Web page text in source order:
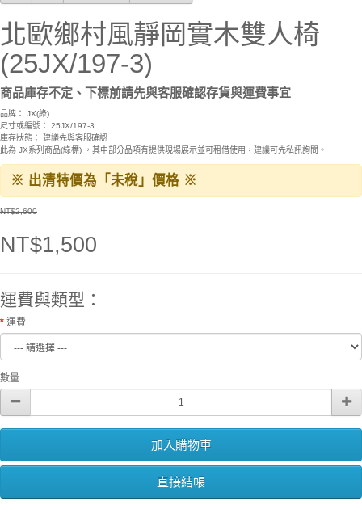
北歐鄉村風靜岡實木雙人椅
(25JX/197-3)
商品庫存不定、下標前請先與客服確認存貨與運費事宜
品牌： JX(綠)
尺寸或編號： 25JX/197-3
庫存狀態： 建議先與客服確認
此為 JX系列商品(綠標) ，其中部分品項有提供現場展示並可租借使用，建議可先私訊詢問。
※ 出清特價為「未稅」價格 ※
NT$2,600
NT$1,500
運費與類型：
運費
數量
加入購物車
直接結帳